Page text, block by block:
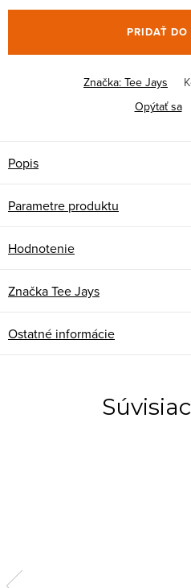
PRIDAŤ DO
Značka: Tee Jays
Opýtať sa
Popis
Parametre produktu
Hodnotenie
ZnačkaTee Jays
Ostatné informácie